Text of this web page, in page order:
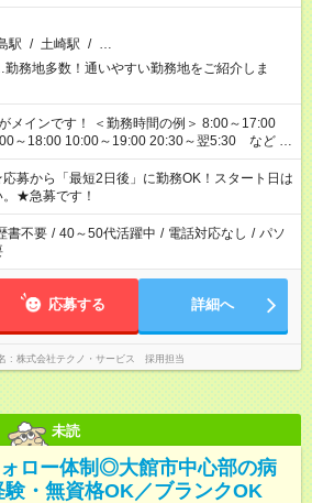
駅 / 土崎駅 / …
務地多数！通いやすい勤務地をご紹介しま
勤務時間の例＞ 8:00～17:00
～18:00 10:00～19:00 20:30～翌5:30 など ★
時間多数！ 日勤のみ、残業なし、交替制など
ださい！
募から「最短2日後」に勤務OK！スタート日は
★急募です！
書不要 / 40～50代活躍中 / 電話対応なし / パソ
応募する 詳細へ
株式会社テクノ・サービス 採用担当
未読
ロー体制◎大館市中心部の病
験・無資格OK／ブランクOK